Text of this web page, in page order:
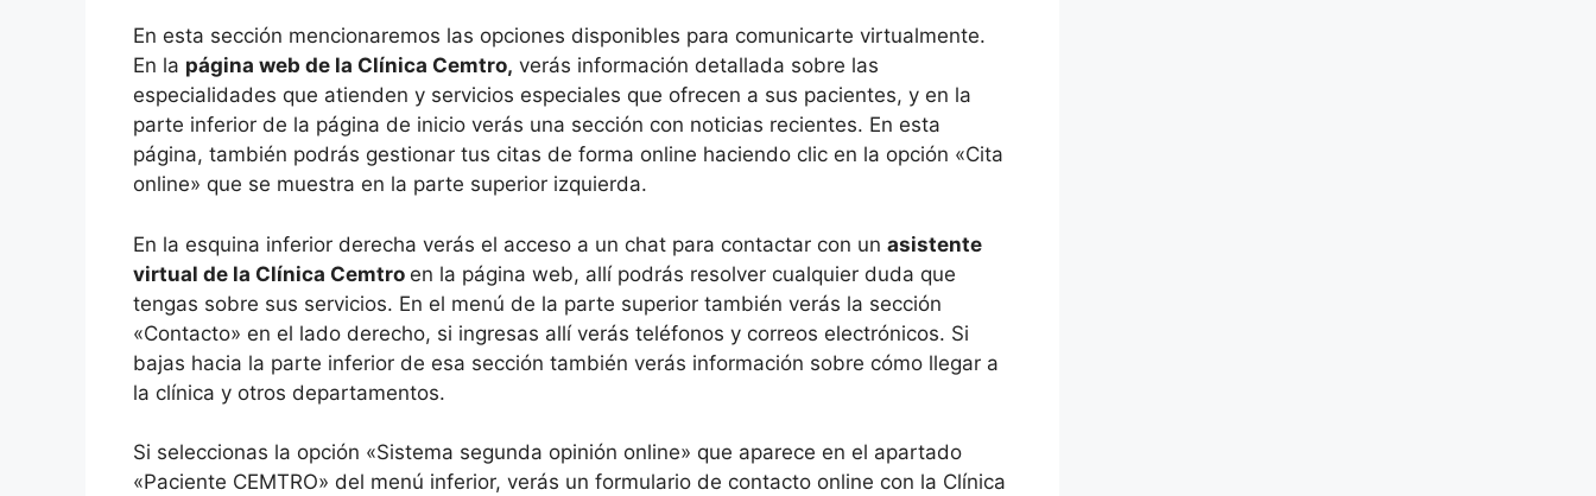
En esta sección mencionaremos las opciones disponibles para comunicarte virtualmente.
En la página web de la Clínica Cemtro, verás información detallada sobre las
especialidades que atienden y servicios especiales que ofrecen a sus pacientes, y en la
parte inferior de la página de inicio verás una sección con noticias recientes. En esta
página, también podrás gestionar tus citas de forma online haciendo clic en la opción «Cita
online» que se muestra en la parte superior izquierda.
En la esquina inferior derecha verás el acceso a un chat para contactar con un asistente
virtual de la Clínica Cemtro en la página web, allí podrás resolver cualquier duda que
tengas sobre sus servicios. En el menú de la parte superior también verás la sección
«Contacto» en el lado derecho, si ingresas allí verás teléfonos y correos electrónicos. Si
bajas hacia la parte inferior de esa sección también verás información sobre cómo llegar a
la clínica y otros departamentos.
Si seleccionas la opción «Sistema segunda opinión online» que aparece en el apartado
«Paciente CEMTRO» del menú inferior, verás un formulario de contacto online con la Clínica